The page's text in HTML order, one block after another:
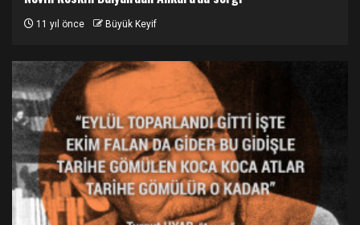
11 yıl önce Büyük Keyif